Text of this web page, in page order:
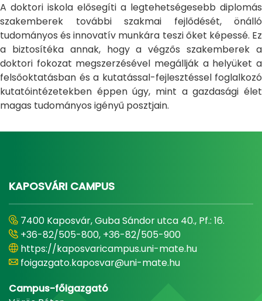
A doktori iskola elősegíti a legtehetségesebb diplomás
szakemberek további szakmai fejlődését, önálló
tudományos és innovatív munkára teszi őket képessé. Ez
a biztosítéka annak, hogy a végzős szakemberek a
doktori fokozat megszerzésével megállják a helyüket a
felsőoktatásban és a kutatással-fejlesztéssel foglalkozó
kutatóintézetekben éppen úgy, mint a gazdasági élet
magas tudományos igényű posztjain.
KAPOSVÁRI CAMPUS
7400 Kaposvár, Guba Sándor utca 40., Pf.: 16.
+36-82/505-800, +36-82/505-900
https://kaposvaricampus.uni-mate.hu
foigazgato.kaposvar@uni-mate.hu
Campus-főigazgató